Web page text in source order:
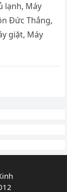
lạnh, Máy
Đức Thắng,
giặt, Máy